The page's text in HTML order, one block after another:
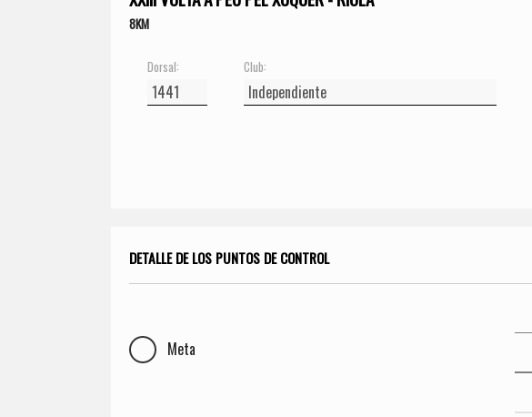
8KM
Dorsal: Club:
DETALLE DE LOS PUNTOS DE CONTROL
Meta